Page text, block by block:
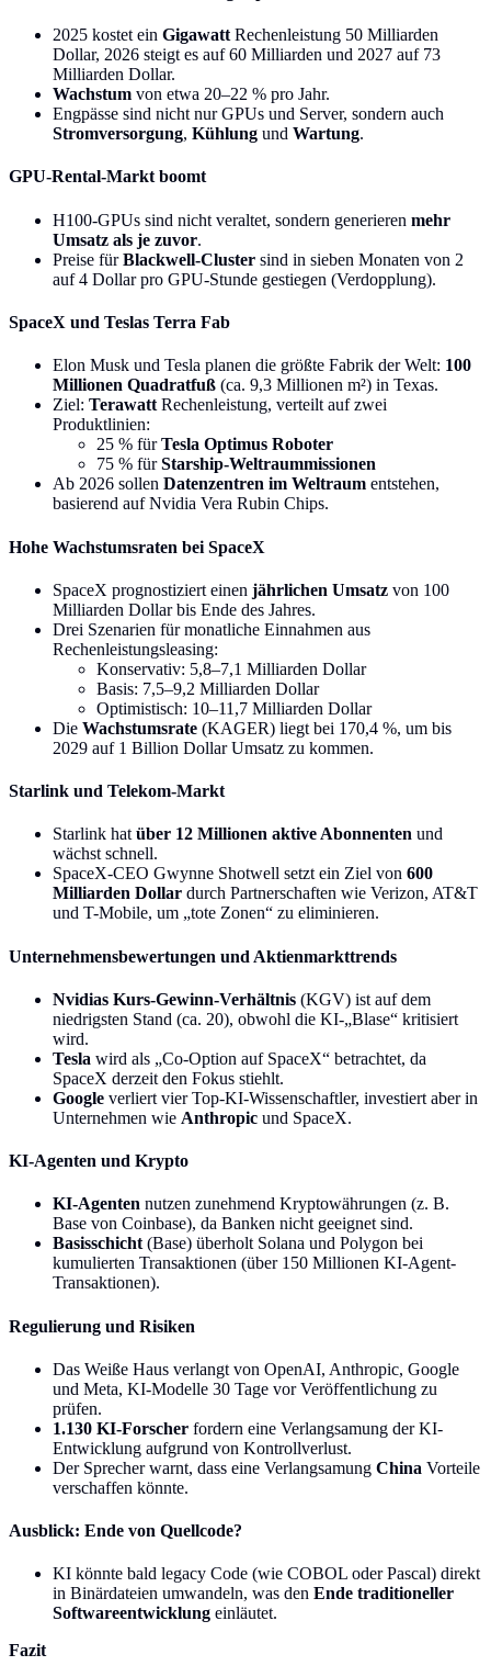
2025 kostet ein Gigawatt Rechenleistung 50 Milliarden
Dollar, 2026 steigt es auf 60 Milliarden und 2027 auf 73
Milliarden Dollar.
Wachstum von etwa 20–22 % pro Jahr.
Engpässe sind nicht nur GPUs und Server, sondern auch
Stromversorgung, Kühlung und Wartung.
GPU-Rental-Markt boomt
H100-GPUs sind nicht veraltet, sondern generieren mehr
Umsatz als je zuvor.
Preise fürBlackwell-Cluster sind in sieben Monaten von 2
auf 4 Dollar pro GPU-Stunde gestiegen (Verdopplung).
SpaceX und Teslas Terra Fab
Elon Musk und Tesla planen die größte Fabrik der Welt: 100
Millionen Quadratfuß (ca. 9,3 Millionen m²) in Texas.
Ziel: Terawatt Rechenleistung, verteilt auf zwei
Produktlinien:
25 % fürTesla Optimus Roboter
75 % fürStarship-Weltraummissionen
Ab 2026 sollen Datenzentren im Weltraum entstehen,
basierend auf Nvidia Vera Rubin Chips.
Hohe Wachstumsraten bei SpaceX
SpaceX prognostiziert einen jährlichen Umsatz von 100
Milliarden Dollar bis Ende des Jahres.
Drei Szenarien für monatliche Einnahmen aus
Rechenleistungsleasing:
Konservativ: 5,8–7,1 Milliarden Dollar
Basis: 7,5–9,2 Milliarden Dollar
Optimistisch: 10–11,7 Milliarden Dollar
Die Wachstumsrate (KAGER) liegt bei 170,4 %, um bis
2029 auf 1 Billion Dollar Umsatz zu kommen.
Starlink und Telekom-Markt
Starlink hat über 12 Millionen aktive Abonnenten und
wächst schnell.
SpaceX-CEO Gwynne Shotwell setzt ein Ziel von 600
Milliarden Dollar durch Partnerschaften wie Verizon, AT&T
und T-Mobile, um „tote Zonen“ zu eliminieren.
Unternehmensbewertungen und Aktienmarkttrends
Nvidias Kurs-Gewinn-Verhältnis (KGV) ist auf dem
niedrigsten Stand (ca. 20), obwohl die KI-„Blase“ kritisiert
wird.
Tesla wird als „Co-Option auf SpaceX“ betrachtet, da
SpaceX derzeit den Fokus stiehlt.
Google verliert vier Top-KI-Wissenschaftler, investiert aber in
Unternehmen wie Anthropic und SpaceX.
KI-Agenten und Krypto
KI-Agenten nutzen zunehmend Kryptowährungen (z. B.
Base von Coinbase), da Banken nicht geeignet sind.
Basisschicht (Base) überholt Solana und Polygon bei
kumulierten Transaktionen (über 150 Millionen KI-Agent-
Transaktionen).
Regulierung und Risiken
Das Weiße Haus verlangt von OpenAI, Anthropic, Google
und Meta, KI-Modelle 30 Tage vor Veröffentlichung zu
prüfen.
1.130 KI-Forscher fordern eine Verlangsamung der KI-
Entwicklung aufgrund von Kontrollverlust.
Der Sprecher warnt, dass eine Verlangsamung China Vorteile
verschaffen könnte.
Ausblick: Ende von Quellcode?
KI könnte bald legacy Code (wie COBOL oder Pascal) direkt
in Binärdateien umwandeln, was den Ende traditioneller
Softwareentwicklung einläutet.
Fazit